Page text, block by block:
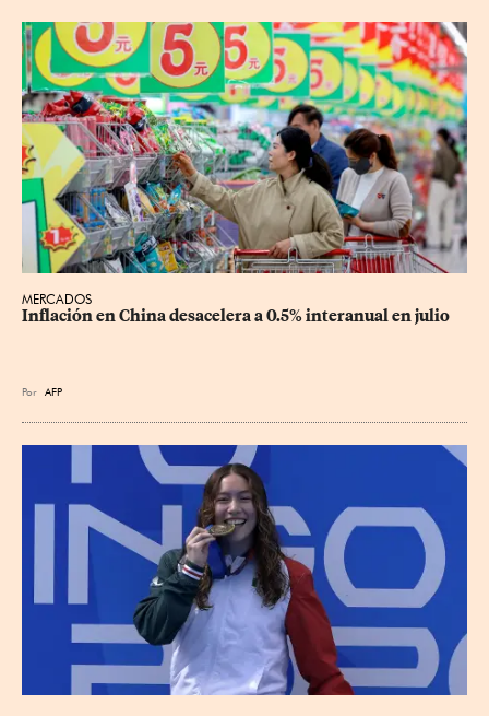
MERCADOS
Inflación en China desacelera a 0.5% interanual en julio
Por AFP